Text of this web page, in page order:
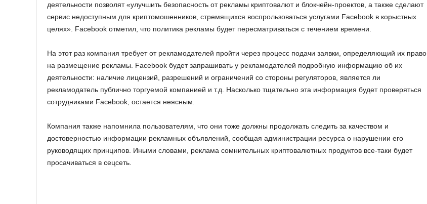
деятельности позволят «улучшить безопасность от рекламы криптовалют и блокчейн-проектов, а также сделают
сервис недоступным для криптомошенников, стремящихся воспрользоваться услугами Facebook в корыстных
целях». Facebook отметил, что политика рекламы будет пересматриваться с течением времени.
На этот раз компания требует от рекламодателей пройти через процесс подачи заявки, определяющий их право
на размещение рекламы. Facebook будет запрашивать у рекламодателей подробную информацию об их
деятельности: наличие лицензий, разрешений и ограничений со стороны регуляторов, является ли
рекламодатель публично торгуемой компанией и т.д. Насколько тщательно эта информация будет проверяться
сотрудниками Facebook, остается неясным.
Компания также напомнила пользователям, что они тоже должны продолжать следить за качеством и
достоверностью информации рекламных объявлений, сообщая администрации ресурса о нарушении его
руководящих принципов. Иными словами, реклама сомнительных криптовалютных продуктов все-таки будет
просачиваться в сецсеть.